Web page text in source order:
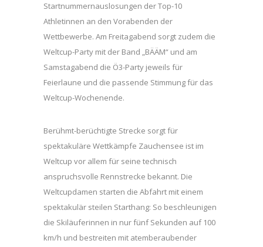
Startnummernauslosungen der Top-10
Athletinnen an den Vorabenden der
Wettbewerbe. Am Freitagabend sorgt zudem die
Weltcup-Party mit der Band „BÄÄM“ und am
Samstagabend die Ö3-Party jeweils für
Feierlaune und die passende Stimmung für das
Weltcup-Wochenende.
Berühmt-berüchtigte Strecke sorgt für
spektakuläre Wettkämpfe Zauchensee ist im
Weltcup vor allem für seine technisch
anspruchsvolle Rennstrecke bekannt. Die
Weltcupdamen starten die Abfahrt mit einem
spektakulär steilen Starthang: So beschleunigen
die Skiläuferinnen in nur fünf Sekunden auf 100
km/h und bestreiten mit atemberaubender